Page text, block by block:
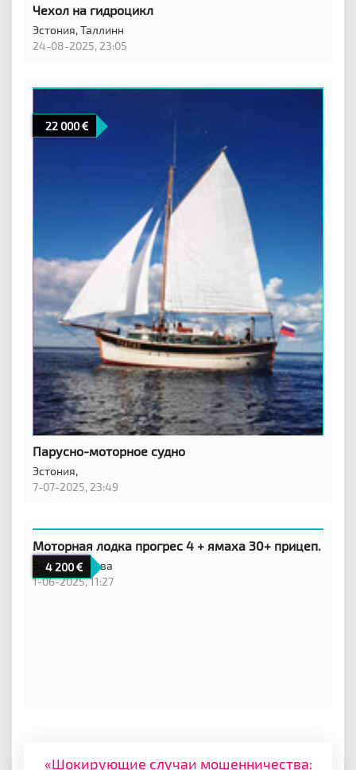
Чехол на гидроцикл
Эстония,Таллинн
24-08-2025, 23:05
22 000
Парусно-моторное судно
Эстония,
7-07-2025, 23:49
4 200
Моторная лодка прогрес 4 + ямаха 30+ прицеп.
Эстония,Нарва
1-06-2025, 11:27
«Шокирующие случаи мошенничества: